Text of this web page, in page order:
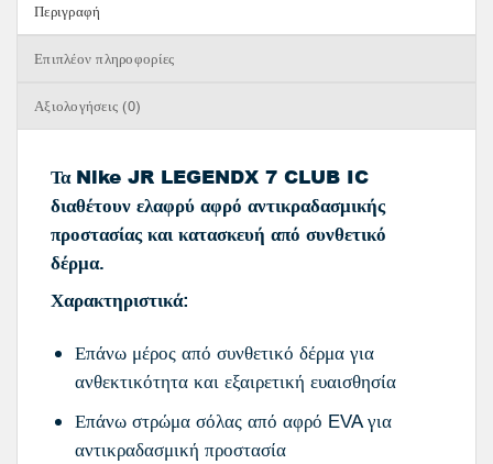
Περιγραφή
Επιπλέον πληροφορίες
Αξιολογήσεις (0)
Τα Nike JR LEGENDX 7 CLUB IC
διαθέτουν ελαφρύ αφρό αντικραδασμικής
προστασίας και κατασκευή από συνθετικό
δέρμα.
Χαρακτηριστικά:
Επάνω μέρος από συνθετικό δέρμα για
ανθεκτικότητα και εξαιρετική ευαισθησία
Επάνω στρώμα σόλας από αφρό EVA για
αντικραδασμική προστασία